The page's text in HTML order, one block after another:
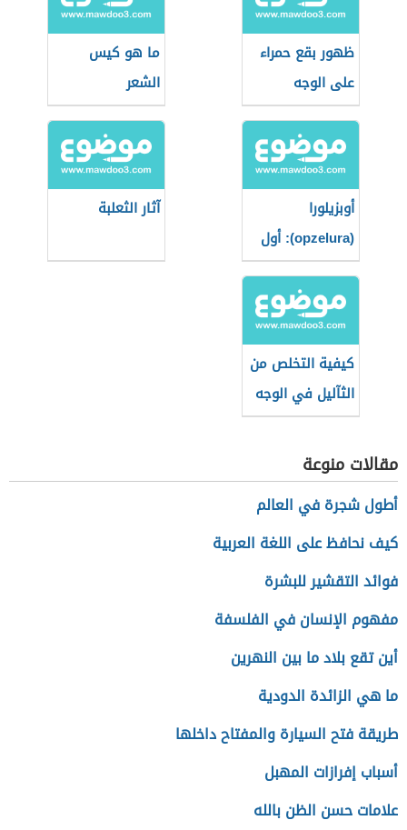
ظهور بقع حمراء
على الوجه
ما هو كيس
الشعر
أوبزيلورا
(opzelura): أول
دواء يُعيد التصبغ
لمرضى البهاق
آثار الثعلبة
كيفية التخلص من
الثآليل في الوجه
مقالات منوعة
أطول شجرة في العالم
كيف نحافظ على اللغة العربية
فوائد التقشير للبشرة
مفهوم الإنسان في الفلسفة
أين تقع بلاد ما بين النهرين
ما هي الزائدة الدودية
طريقة فتح السيارة والمفتاح داخلها
أسباب إفرازات المهبل
علامات حسن الظن بالله